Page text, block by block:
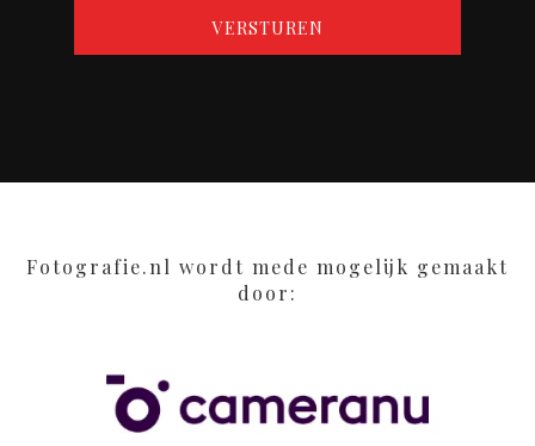
Fotografie.nl wordt mede mogelijk gemaakt
door: